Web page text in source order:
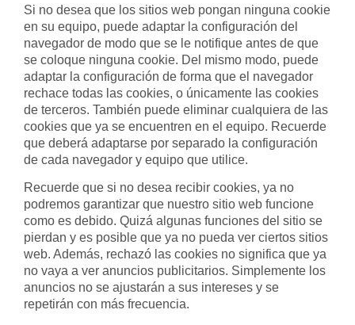
Si no desea que los sitios web pongan ninguna cookie
en su equipo, puede adaptar la configuración del
navegador de modo que se le notifique antes de que
se coloque ninguna cookie. Del mismo modo, puede
adaptar la configuración de forma que el navegador
rechace todas las cookies, o únicamente las cookies
de terceros. También puede eliminar cualquiera de las
cookies que ya se encuentren en el equipo. Recuerde
que deberá adaptarse por separado la configuración
de cada navegador y equipo que utilice.
Recuerde que si no desea recibir cookies, ya no
podremos garantizar que nuestro sitio web funcione
como es debido. Quizá algunas funciones del sitio se
pierdan y es posible que ya no pueda ver ciertos sitios
web. Además, rechazó las cookies no significa que ya
no vaya a ver anuncios publicitarios. Simplemente los
anuncios no se ajustarán a sus intereses y se
repetirán con más frecuencia.